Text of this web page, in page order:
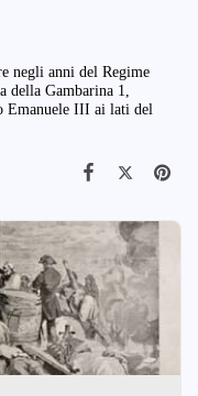
negli anni del Regime
della Gambarina 1,
Emanuele III ai lati del